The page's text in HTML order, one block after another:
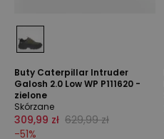
Buty Caterpillar Intruder
Galosh 2.0 Low WP P111620 -
zielone
Skórzane
309,99 zł 629,99 zł
-51%